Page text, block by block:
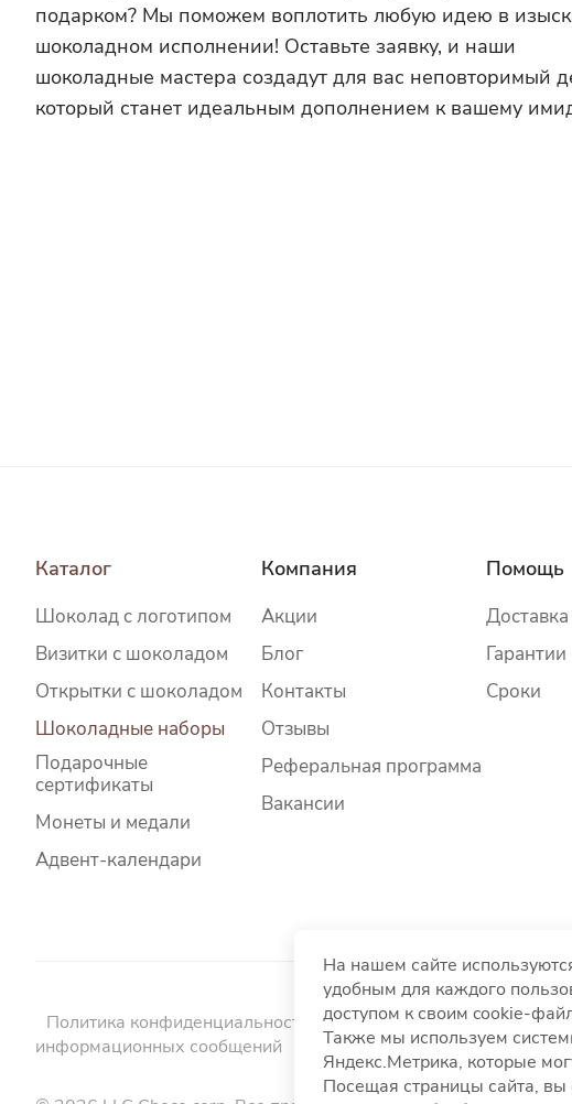
подарком? Мы поможем воплотить любую идею в
шоколадном исполнении! Оставьте заявку, и наши
шоколадные мастера создадут для вас неповторимый
который станет идеальным дополнением к вашему
Каталог
Шоколад c логотипом
Визитки с шоколадом
Открытки с шоколадом
Шоколадные наборы
Подарочные
сертификаты
Монеты и медали
Адвент-календари
Компания
Акции
Блог
Контакты
Отзывы
Реферальная программа
Вакансии
Помощь
Гарантии
Сроки
Политика конфиденциальности Политика использования
информационных сообщений
Пользовательское соглашение
На нашем сайте
удобным для каждого
доступом к своим cookie-
Также мы используем
Яндекс.Метрика, которые
Посещая страницы сайта,